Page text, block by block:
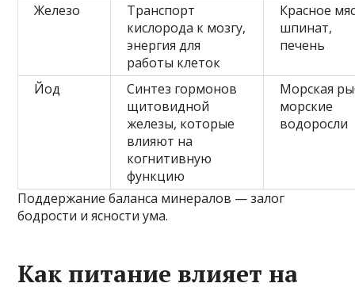
Железо
Транспорт
кислорода к мозгу,
энергия для
работы клеток
Красное
шпинат,
печень
Йод
Синтез гормонов
щитовидной
железы, которые
влияют на
когнитивную
функцию
Морская
морские
водоросли
Поддержание баланса минералов — залог
бодрости и ясности ума.
Как питание влияет на